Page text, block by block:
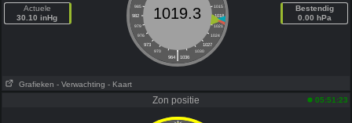
Actuele
30.10 inHg
985
1015
982
1018
979
1021
976
1024
973
1027
970
1030
|
964 1036
1019.3
Bestendig
0.00 hPa
Grafieken - Verwachting - Kaart
Zon positie 05:51:23